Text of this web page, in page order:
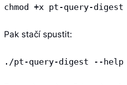
chmod +x pt-query-digest
Pak stačí spustit:
./pt-query-digest --help